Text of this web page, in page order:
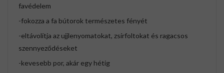
favédelem
-fokozza a fa bútorok természetes fényét
-eltávolítja az ujjlenyomatokat, zsírfoltokat és ragacsos
szennyeződéseket
-kevesebb por, akár egy hétig